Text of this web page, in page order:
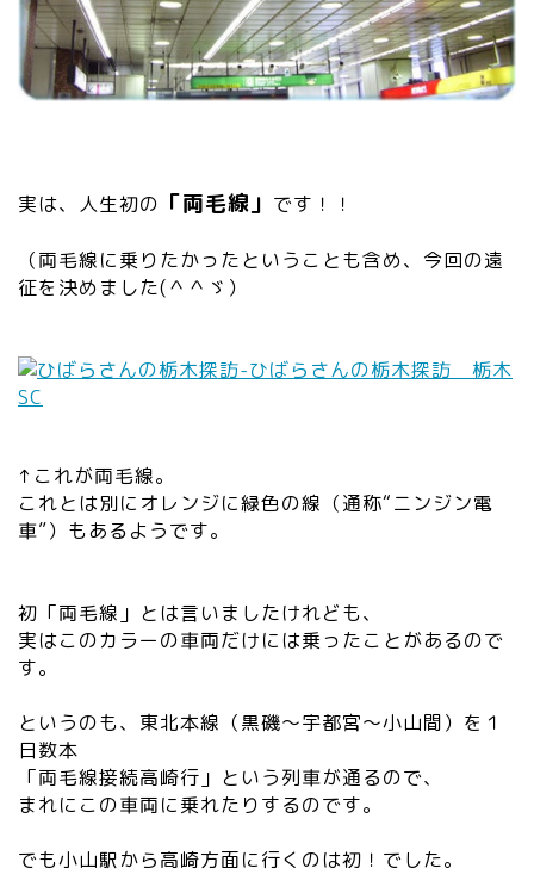
実は、人生初の 「両毛線」 です！！
（両毛線に乗りたかったということも含め、今回の遠
征を決めました(＾＾ゞ）
↑これが両毛線。
これとは別にオレンジに緑色の線（通称“ニンジン電
車”）もあるようです。
初「両毛線」とは言いましたけれども、
実はこのカラーの車両だけには乗ったことがあるので
す。
というのも、東北本線（黒磯～宇都宮～小山間）を１
日数本
「両毛線接続高崎行」という列車が通るので、
まれにこの車両に乗れたりするのです。
でも小山駅から高崎方面に行くのは初！でした。